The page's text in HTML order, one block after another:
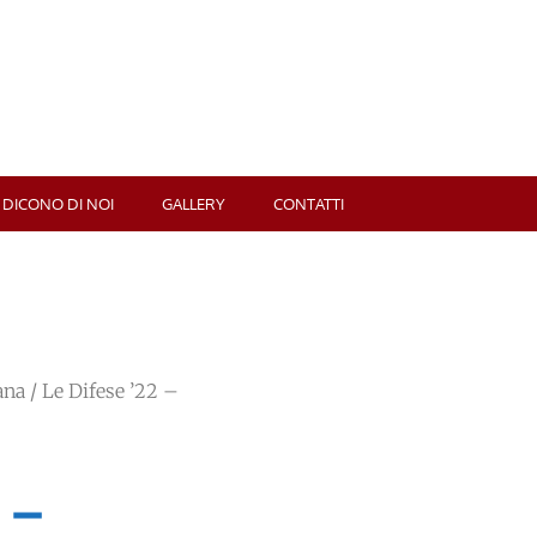
DI NOI GALLERY CONTATTI
/ Le Difese ’22 –
–